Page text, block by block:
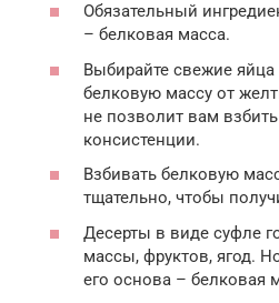
Обязательный
– белковая масса.
Выбирайте свежие яйца
белковую массу от
не позволит вам
консистенции.
Взбивать белковую
тщательно, чтобы
Десерты в виде суфле
массы, фруктов, ягод.
его основа – белковая